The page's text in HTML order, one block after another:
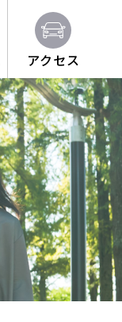
アクセス